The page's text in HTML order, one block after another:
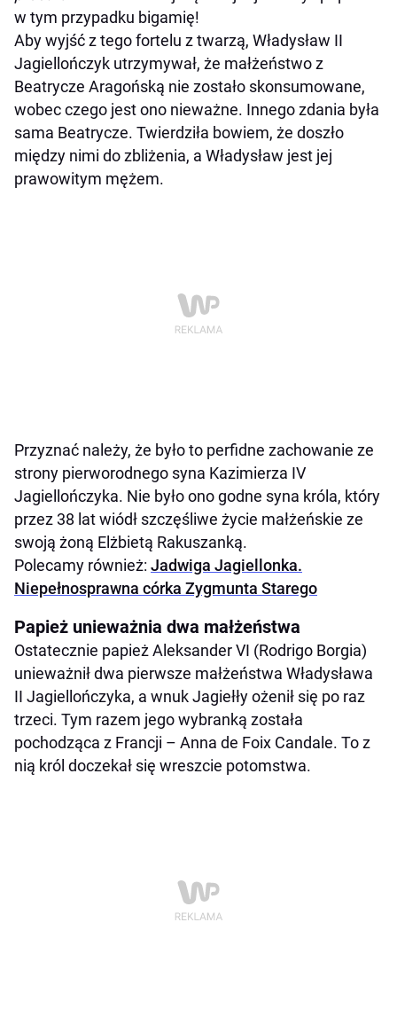
w tym przypadku bigamię!
Aby wyjść z tego fortelu z twarzą, Władysław II
Jagiellończyk utrzymywał, że małżeństwo z
Beatrycze Aragońską nie zostało skonsumowane,
wobec czego jest ono nieważne. Innego zdania była
sama Beatrycze. Twierdziła bowiem, że doszło
między nimi do zbliżenia, a Władysław jest jej
prawowitym mężem.
Przyznać należy, że było to perfidne zachowanie ze
strony pierworodnego syna Kazimierza IV
Jagiellończyka. Nie było ono godne syna króla, który
przez 38 lat wiódł szczęśliwe życie małżeńskie ze
swoją żoną Elżbietą Rakuszanką.
Polecamy również: Jadwiga Jagiellonka.
Niepełnosprawna córka Zygmunta Starego
Papież unieważnia dwa małżeństwa
Ostatecznie papież Aleksander VI (Rodrigo Borgia)
unieważnił dwa pierwsze małżeństwa Władysława
II Jagiellończyka, a wnuk Jagiełły ożenił się po raz
trzeci. Tym razem jego wybranką została
pochodząca z Francji – Anna de Foix Candale. To z
nią król doczekał się wreszcie potomstwa.